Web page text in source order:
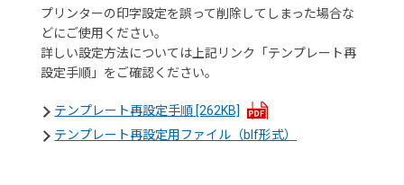
プリンターの印字設定を誤って削除してしまった場合な
どにご使用ください。
詳しい設定方法については上記リンク「テンプレート再
設定手順」をご確認ください。
テンプレート再設定手順 [262KB]
テンプレート再設定用ファイル（blf形式）